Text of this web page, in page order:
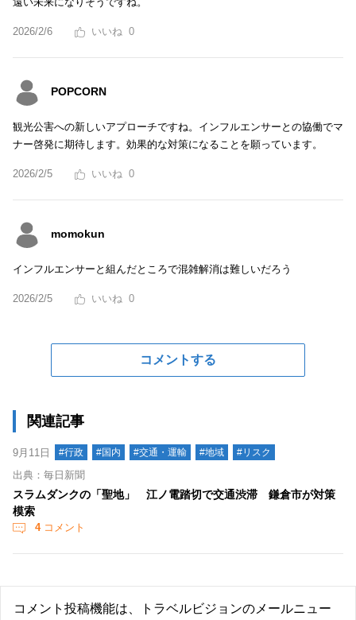
2026/2/6 0
POPCORN
観光公害への新しいアプローチですね。インフルエンサーとの協働でマ
ナー啓発に期待します。効果的な対策になることを願っています。
2026/2/5 0
momokun
インフルエンサーと組んだところで混雑解消は難しいだろう
2026/2/5 0
コメントする
関連記事
9月11日 #行政 #国内 #交通・運輸 #地域 #リスク
出典：毎日新聞
スラムダンクの「聖地」 江ノ電踏切で交通渋滞 鎌倉市が対策
模索
4コメント
コメント投稿機能は、トラベルビジョンのメールニュー